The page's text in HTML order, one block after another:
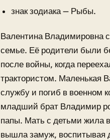
знак зодиака — Рыбы.
Валентина Владимировна
семье. Её родители были
после войны, когда
трактористом. Маленькая
службу и погиб в военном
младший брат Владимир
папы. Мать с детьми жила
вышла замуж, воспитывая